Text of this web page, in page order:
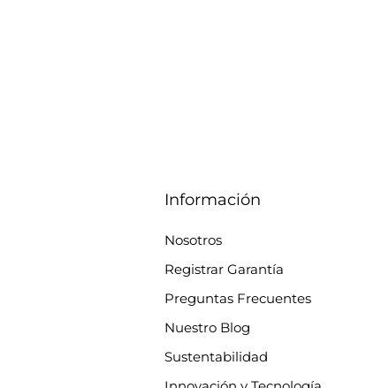
Información
Nosotros
Registrar Garantía
Preguntas Frecuentes
Nuestro Blog
Sustentabilidad